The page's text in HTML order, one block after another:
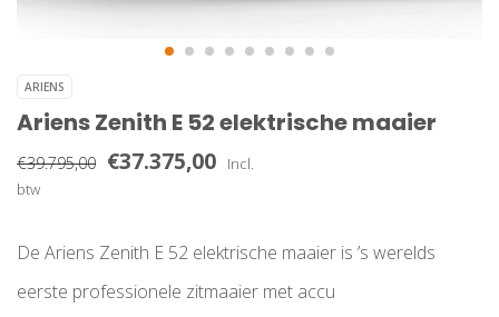
ARIENS
Ariens Zenith E 52 elektrische maaier
€39.795,00 €37.375,00
Incl.
btw
De Ariens Zenith E 52 elektrische maaier is ’s werelds
eerste professionele zitmaaier met accu